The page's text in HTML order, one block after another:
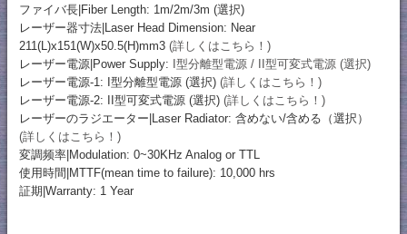
ファイバ長|Fiber Length: 1m/2m/3m (選択)
レーザー器寸法|Laser Head Dimension: Near
211(L)x151(W)x50.5(H)mm3 (詳しくはこちら！)
レーザー電源|Power Supply: I型分離型電源 / II型可変式電源 (選択)
レーザー電源-1: I型分離型電源 (選択) (詳しくはこちら！)
レーザー電源-2: II型可変式電源 (選択) (詳しくはこちら！)
レーザーのラジエーター|Laser Radiator: 含めない/含める（選択）
(詳しくはこちら！)
変調频率|Modulation: 0~30KHz Analog or TTL
使用時間|MTTF(mean time to failure): 10,000 hrs
証期|Warranty: 1 Year